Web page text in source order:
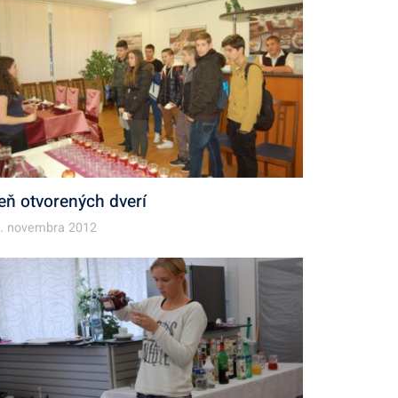
otvorených dverí
novembra 2012